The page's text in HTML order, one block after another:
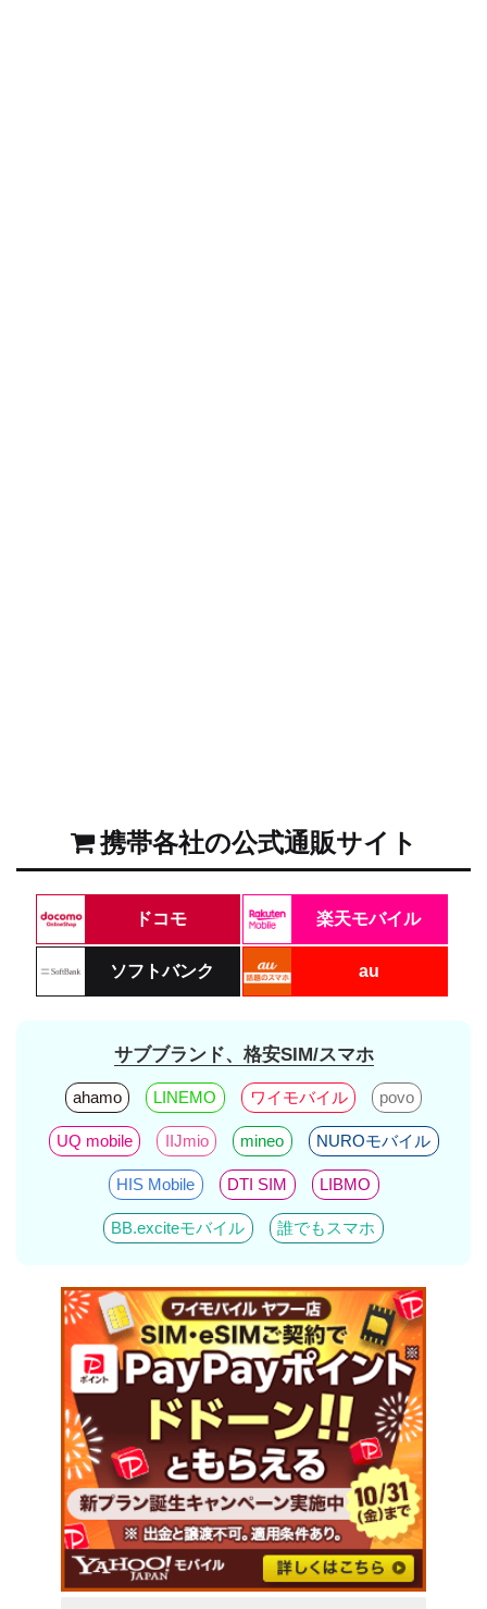
携帯各社の公式通販サイト
ドコモ 楽天モバイル
ソフトバンク au
サブブランド、格安SIM/スマホ
ahamo LINEMO ワイモバイル povo
UQ mobile IIJmio mineo NUROモバイル
HIS Mobile DTI SIM LIBMO
BB.exciteモバイル 誰でもスマホ